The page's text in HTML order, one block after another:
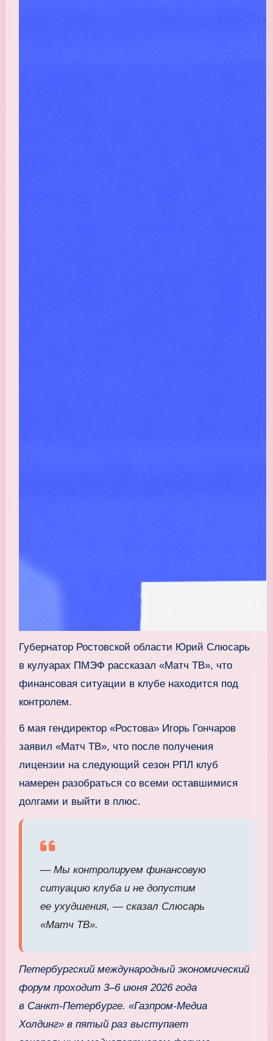
Губернатор Ростовской области Юрий Слюсарь
в кулуарах ПМЭФ рассказал «Матч ТВ», что
финансовая ситуации в клубе находится под
контролем.
6 мая гендиректор «Ростова» Игорь Гончаров
заявил «Матч ТВ», что после получения
лицензии на следующий сезон РПЛ клуб
намерен разобраться со всеми оставшимися
долгами и выйти в плюс.
— Мы контролируем финансовую
ситуацию клуба и не допустим
ее ухудшения, — сказал Слюсарь
«Матч ТВ».
Петербургский международный экономический
форум проходит 3–6 июня 2026 года
в Санкт‑Петербурге. «Газпром‑Медиа
Холдинг» в пятый раз выступает